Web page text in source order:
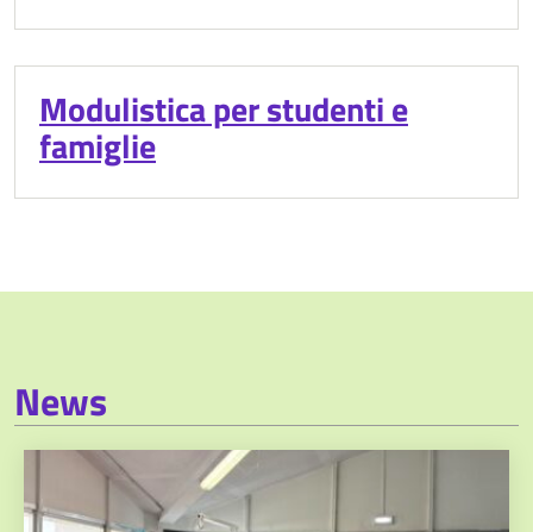
Modulistica per studenti e
famiglie
News